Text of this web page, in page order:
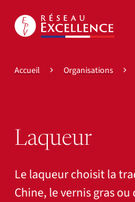
Accueil Organisations
Laqueur
Le laqueur choisit la
Chine, le vernis gras